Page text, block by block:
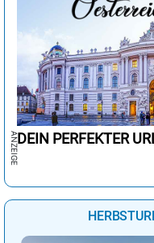
DEIN PERFEKTER